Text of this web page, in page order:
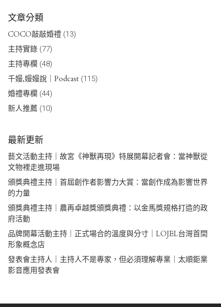
文章分類
COCO敲敲婚禮 (13)
主持實錄 (77)
主持專欄 (48)
千嫚,嫚嫚說｜Podcast (115)
婚禮專欄 (44)
新人推薦 (10)
最新更新
藝文活動主持｜故宮《神獸再現》特展開幕記者會：當神獸從
文物裡走進現場
頒獎典禮主持｜首屆創作者影響力大賞：當創作成為影響世界
的力量
頒獎典禮主持｜農再卓越獎頒獎典禮：以金馬獎規格打造的政
府活動
品牌開幕活動主持｜正式場合的溫度與分寸｜LOJEL台灣首間
形象概念店
發表會主持人｜主持人不是專家，但必須理解專業｜太順鉅業
影音應用發表會